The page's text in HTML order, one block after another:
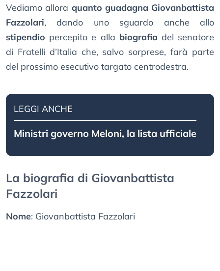
Vediamo allora quanto guadagna Giovanbattista
Fazzolari, dando uno sguardo anche allo
stipendio percepito e alla biografia del senatore
di Fratelli d’Italia che, salvo sorprese, farà parte
del prossimo esecutivo targato centrodestra.
LEGGI ANCHE
Ministri governo Meloni, la lista ufficiale
La biografia di Giovanbattista
Fazzolari
Nome: Giovanbattista Fazzolari